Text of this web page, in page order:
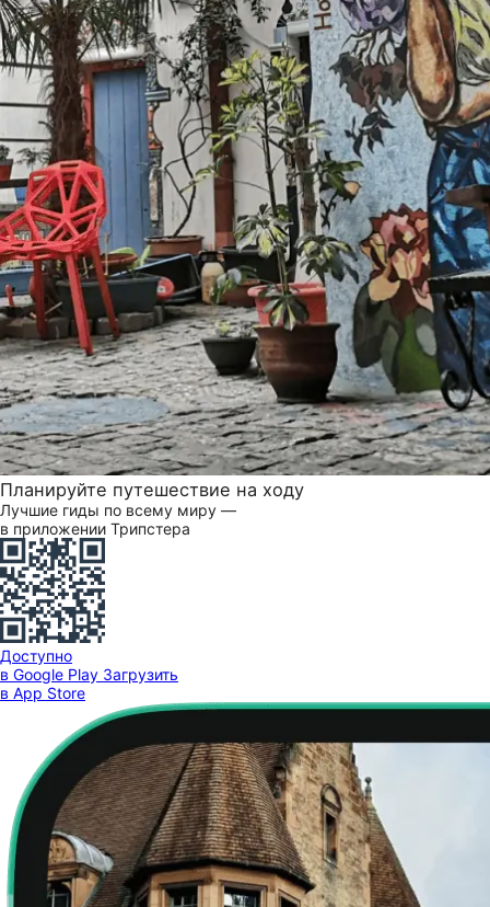
Планируйте путешествие на ходу
Лучшие гиды по всему миру —
в приложении Трипстера
Доступно
в Google Play Загрузить
в App Store